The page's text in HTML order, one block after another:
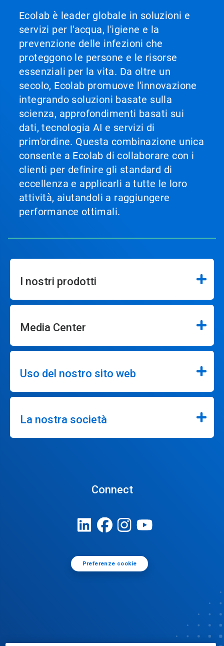
Ecolab è leader globale in soluzioni e
servizi per l'acqua, l'igiene e la
prevenzione delle infezioni che
proteggono le persone e le risorse
essenziali per la vita. Da oltre un
secolo, Ecolab promuove l'innovazione
integrando soluzioni basate sulla
scienza, approfondimenti basati sui
dati, tecnologia AI e servizi di
prim'ordine. Questa combinazione unica
consente a Ecolab di collaborare con i
clienti per definire gli standard di
eccellenza e applicarli a tutte le loro
attività, aiutandoli a raggiungere
performance ottimali.
I nostri prodotti
Media Center
Uso del nostro sito web
La nostra società
Connect
Preferenze cookie